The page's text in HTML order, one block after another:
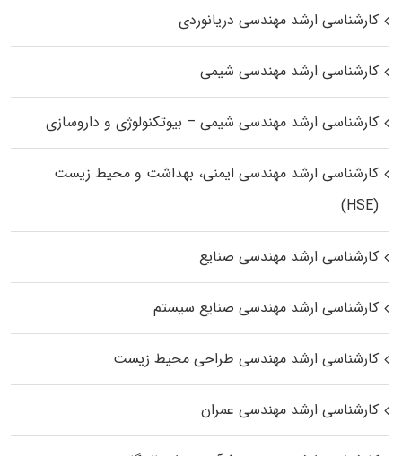
کارشناسی ارشد مهندسی دریانوردی
کارشناسی ارشد مهندسی شیمی
کارشناسی ارشد مهندسی شیمی – بیوتکنولوژی و داروسازی
کارشناسی ارشد مهندسی ایمنی، بهداشت و محیط زیست
(HSE)
کارشناسی ارشد مهندسی صنایع
کارشناسی ارشد مهندسی صنایع سیستم
کارشناسی ارشد مهندسی طراحی محیط زیست
کارشناسی ارشد مهندسی عمران